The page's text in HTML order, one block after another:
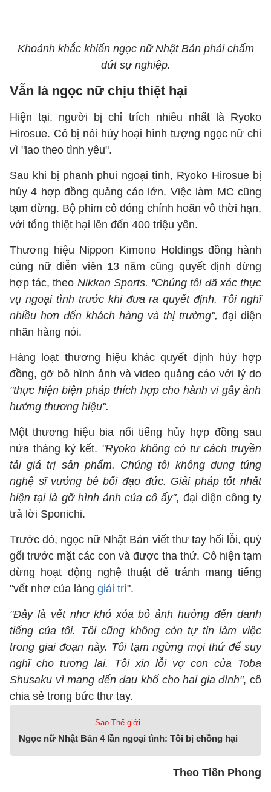
Khoảnh khắc khiến ngọc nữ Nhật Bản phải chấm
dứt sự nghiệp.
Vẫn là ngọc nữ chịu thiệt hại
Hiện tại, người bị chỉ trích nhiều nhất là Ryoko
Hirosue. Cô bị nói hủy hoại hình tượng ngọc nữ chỉ
vì "lao theo tình yêu".
Sau khi bị phanh phui ngoại tình, Ryoko Hirosue bị
hủy 4 hợp đồng quảng cáo lớn. Việc làm MC cũng
tạm dừng. Bộ phim cô đóng chính hoãn vô thời hạn,
với tổng thiệt hại lên đến 400 triệu yên.
Thương hiệu Nippon Kimono Holdings đồng hành
cùng nữ diễn viên 13 năm cũng quyết định dừng
hợp tác, theo Nikkan Sports. "Chúng tôi đã xác thực
vụ ngoại tình trước khi đưa ra quyết định. Tôi nghĩ
nhiều hơn đến khách hàng và thị trường", đại diện
nhãn hàng nói.
Hàng loạt thương hiệu khác quyết định hủy hợp
đồng, gỡ bỏ hình ảnh và video quảng cáo với lý do
"thực hiện biện pháp thích hợp cho hành vi gây ảnh
hưởng thương hiệu".
Một thương hiệu bia nổi tiếng hủy hợp đồng sau
nửa tháng ký kết. "Ryoko không có tư cách truyền
tải giá trị sản phẩm. Chúng tôi không dung túng
nghệ sĩ vướng bê bối đạo đức. Giải pháp tốt nhất
hiện tại là gỡ hình ảnh của cô ấy", đại diện công ty
trả lời Sponichi.
Trước đó, ngọc nữ Nhật Bản viết thư tay hối lỗi, quỳ
gối trước mặt các con và được tha thứ. Cô hiện tạm
dừng hoạt động nghệ thuật để tránh mang tiếng
"vết nhơ của làng giải trí".
"Đây là vết nhơ khó xóa bỏ ảnh hưởng đến danh
tiếng của tôi. Tôi cũng không còn tự tin làm việc
trong giai đoạn này. Tôi tạm ngừng mọi thứ để suy
nghĩ cho tương lai. Tôi xin lỗi vợ con của Toba
Shusaku vì mang đến đau khổ cho hai gia đình", cô
chia sẻ trong bức thư tay.
Sao Thế giới
Ngọc nữ Nhật Bản 4 lần ngoại tình: Tôi bị chồng hại
Theo Tiền Phong